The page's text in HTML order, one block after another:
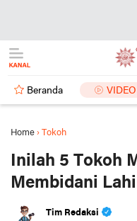
Beranda VIDEO
Home › Tokoh
Inilah 5 Tokoh
Membidani
Tim Redaksi